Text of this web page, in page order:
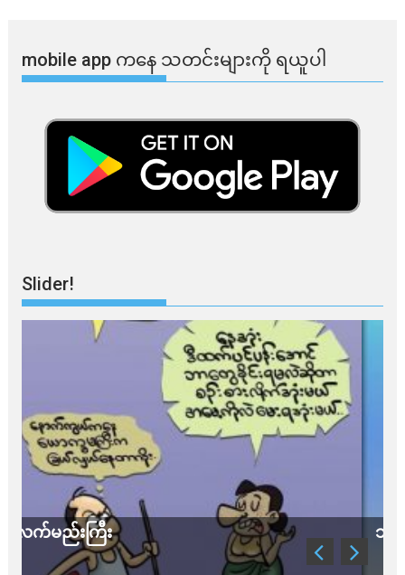
mobile app ​​ကနေ ​​သတင်းများကို ရယူပါ
Slider!
သတိ အိုမီခရွန်တဲ့